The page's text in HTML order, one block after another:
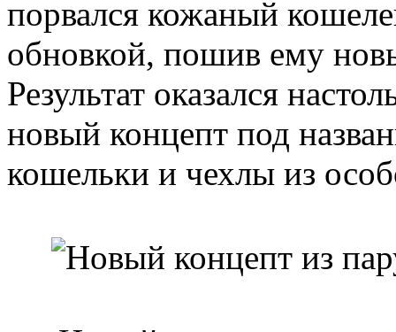
порвался кожаный
обновкой, пошив ему
Результат оказался
новый концепт под
кошельки и чехлы из